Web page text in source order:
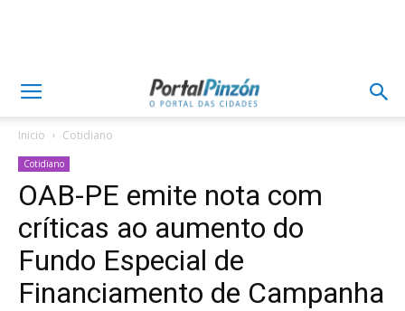
Inicio Cotidiano
Cotidiano
OAB-PE emite nota com
críticas ao aumento do
Fundo Especial de
Financiamento de Campanha